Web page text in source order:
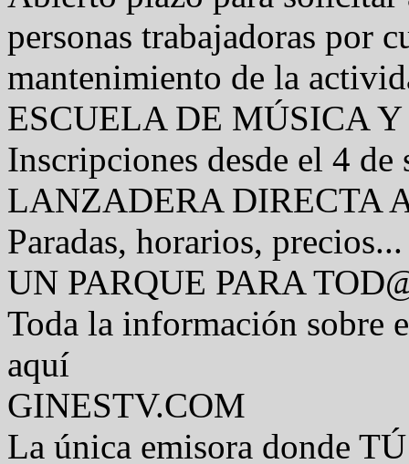
personas trabajadoras por
mantenimiento de la
ESCUELA DE MÚSICA
Inscripciones desde el 4 de
LANZADERA DIRECTA
Paradas, horarios, precios...
UN PARQUE PARA
Toda la información sobre
aquí
GINESTV.COM
La única emisora donde